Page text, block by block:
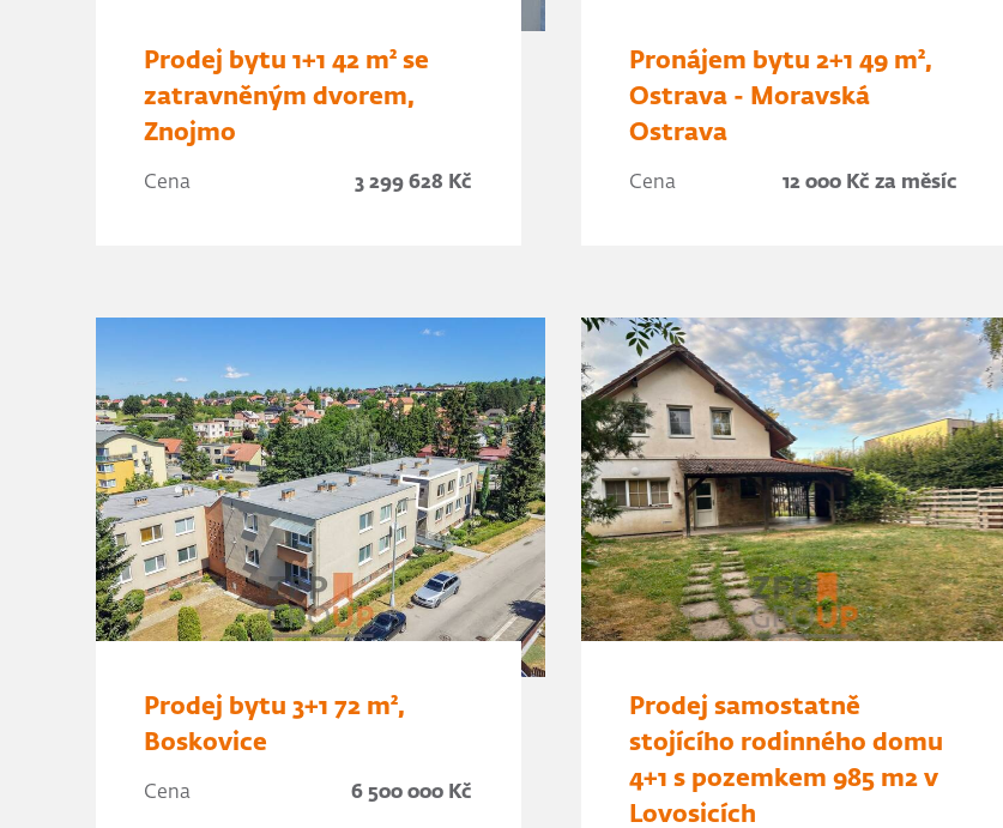
Prodej bytu 1+1 42 m² se
zatravněným dvorem,
Znojmo
Cena 3 299 628 Kč
Pronájem bytu 2+1 49 m²,
Ostrava - Moravská
Ostrava
Cena 12 000 Kč za měsíc
Prodej bytu 3+1 72 m²,
Boskovice
Cena 6 500 000 Kč
Prodej samostatně
stojícího rodinného domu
4+1 s pozemkem 985 m2 v
Lovosicích